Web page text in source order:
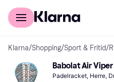
For kunder
Klarna/Shopping/Sport & Fritid/
Babolat Air
Padelracket, Herre,